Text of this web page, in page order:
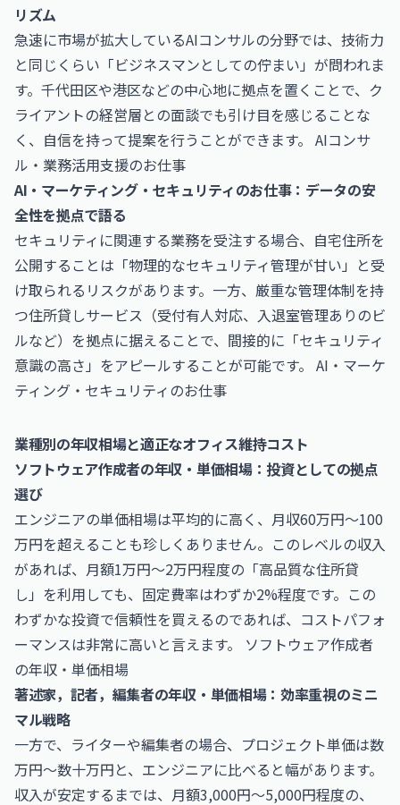
リズム
急速に市場が拡大しているAIコンサルの分野では、技術力
と同じくらい「ビジネスマンとしての佇まい」が問われま
す。千代田区や港区などの中心地に拠点を置くことで、ク
ライアントの経営層との面談でも引け目を感じることな
く、自信を持って提案を行うことができます。 AIコンサ
ル・業務活用支援のお仕事
AI・マーケティング・セキュリティのお仕事：データの安
全性を拠点で語る
セキュリティに関連する業務を受注する場合、自宅住所を
公開することは「物理的なセキュリティ管理が甘い」と受
け取られるリスクがあります。一方、厳重な管理体制を持
つ住所貸しサービス（受付有人対応、入退室管理ありのビ
ルなど）を拠点に据えることで、間接的に「セキュリティ
意識の高さ」をアピールすることが可能です。 AI・マーケ
ティング・セキュリティのお仕事
業種別の年収相場と適正なオフィス維持コスト
ソフトウェア作成者の年収・単価相場：投資としての拠点
選び
エンジニアの単価相場は平均的に高く、月収60万円〜100
万円を超えることも珍しくありません。このレベルの収入
があれば、月額1万円〜2万円程度の「高品質な住所貸
し」を利用しても、固定費率はわずか2%程度です。この
わずかな投資で信頼性を買えるのであれば、コストパフォ
ーマンスは非常に高いと言えます。 ソフトウェア作成者
の年収・単価相場
著述家，記者，編集者の年収・単価相場：効率重視のミニ
マル戦略
一方で、ライターや編集者の場合、プロジェクト単価は数
万円〜数十万円と、エンジニアに比べると幅があります。
収入が安定するまでは、月額3,000円〜5,000円程度の、